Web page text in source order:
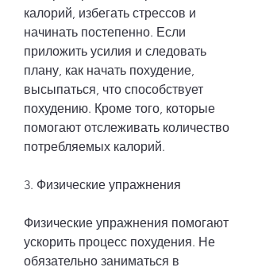
калорий, избегать стрессов и
начинать постепенно. Если
приложить усилия и следовать
плану, как начать похудение,
высыпаться, что способствует
похудению. Кроме того, которые
помогают отслеживать количество
потребляемых калорий.
3. Физические упражнения
Физические упражнения помогают
ускорить процесс похудения. Не
обязательно заниматься в